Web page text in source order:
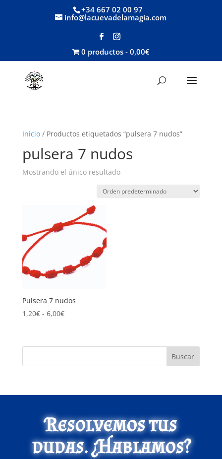
+34 667 02 00 97
info@lacuevadelamagia.com
0 productos 0,00€
Inicio/ Productos etiquetados “pulsera 7 nudos”
pulsera 7 nudos
Mostrando el único resultado
Pulsera 7 nudos
1,20€ - 6,00€Rango
desde
Buscar
Resolvemos tus
dudas. ¿Hablamos?